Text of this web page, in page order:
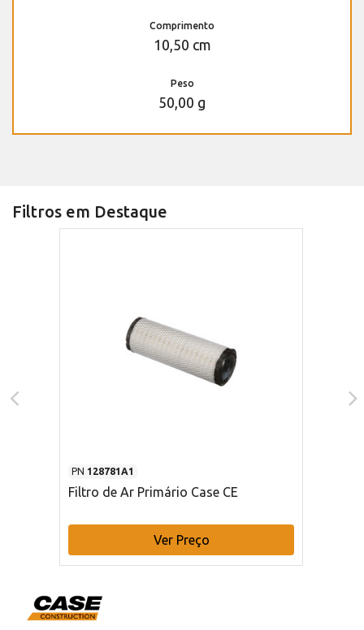
Comprimento
10,50 cm
Peso
50,00 g
Filtros em Destaque
PN 128781A1
Filtro de Ar Primário Case CE
Ver Preço